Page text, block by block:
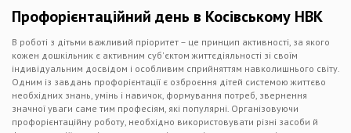
Профорієнтаційний день в Косівському НВК
В роботі з дітьми важливий пріоритет – це принцип активності, за якого
кожен дошкільник є активним суб'єктом життєдіяльності зі своїм
індивідуальним досвідом і особливим сприйняттям навколишнього світу.
Одним із завдань профорієнтації є озброєння дітей системою життєво
необхідних знань, умінь і навичок, формування потреб, звернення
значної уваги саме тим професіям, які популярні. Організовуючи
профорієнтаційну роботу, необхідно використовувати різні засоби й